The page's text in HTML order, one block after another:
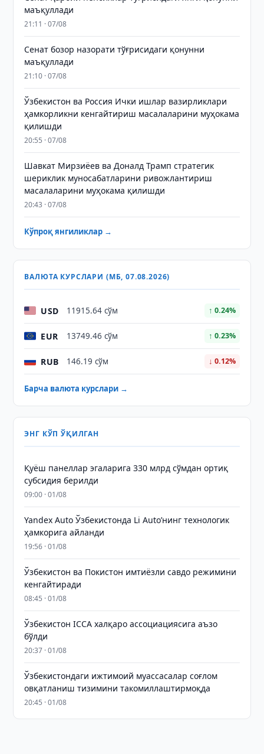
маъқуллади
21:11 · 07/08
Сенат бозор назорати тўғрисидаги қонунни
маъқуллади
21:10 · 07/08
Ўзбекистон ва Россия Ички ишлар вазирликлари
ҳамкорликни кенгайтириш масалаларини муҳокама
қилишди
20:55 · 07/08
Шавкат Мирзиёев ва Доналд Трамп стратегик
шериклик муносабатларини ривожлантириш
масалаларини муҳокама қилишди
20:43 · 07/08
Кўпроқ янгиликлар →
ВАЛЮТА КУРСЛАРИ (МБ, 07.08.2026)
USD 11915.64 сўм ↑ 0.24%
EUR 13749.46 сўм ↑ 0.23%
RUB 146.19 сўм ↓ 0.12%
Барча валюта курслари →
ЭНГ КЎП ЎҚИЛГАН
Қуёш панеллар эгаларига 330 млрд сўмдан ортиқ
субсидия берилди
09:00 · 01/08
Yandex Auto Ўзбекистонда Li Auto’нинг технологик
ҳамкорига айланди
19:56 · 01/08
Ўзбекистон ва Покистон имтиёзли савдо режимини
кенгайтиради
08:45 · 01/08
Ўзбекистон ICCA халқаро ассоциациясига аъзо
бўлди
20:37 · 01/08
Ўзбекистондаги ижтимоий муассасалар соғлом
овқатланиш тизимини такомиллаштирмоқда
20:45 · 01/08